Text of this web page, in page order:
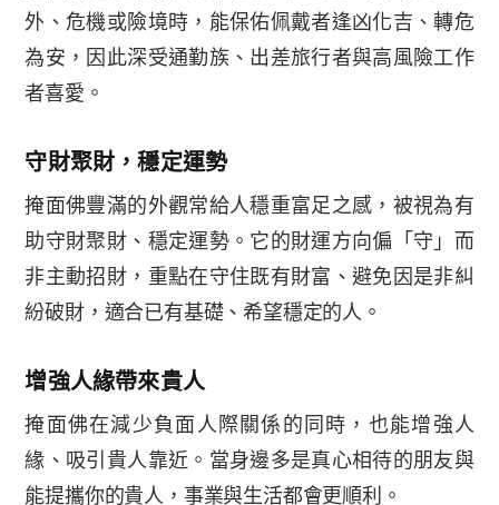
外、危機或險境時，能保佑佩戴者逢凶化吉、轉危
為安，因此深受通勤族、出差旅行者與高風險工作
者喜愛。
守財聚財，穩定運勢
掩面佛豐滿的外觀常給人穩重富足之感，被視為有
助守財聚財、穩定運勢。它的財運方向偏「守」而
非主動招財，重點在守住既有財富、避免因是非糾
紛破財，適合已有基礎、希望穩定的人。
增強人緣帶來貴人
掩面佛在減少負面人際關係的同時，也能增強人
緣、吸引貴人靠近。當身邊多是真心相待的朋友與
能提攜你的貴人，事業與生活都會更順利。